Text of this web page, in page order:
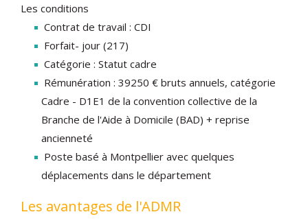
Les conditions
Contrat de travail : CDI
Forfait- jour (217)
Catégorie : Statut cadre
Cadre - D1E1 de la convention collective de la
Branche de l'Aide à Domicile (BAD) + reprise
ancienneté
déplacements dans le département
Les avantages de l'ADMR